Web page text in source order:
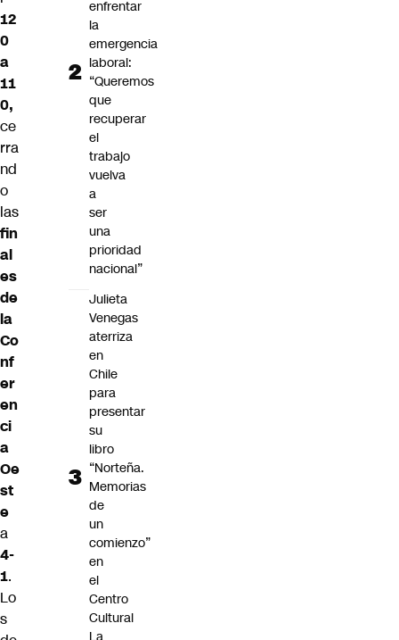
12
0
a
11
0,
ce
rra
nd
o
las
fin
al
es
de
la
Co
nf
er
en
ci
a
Oe
st
e
a
4-
1.
Lo
s
enfrentar
la
emergencia
laboral:
“Queremos
que
recuperar
el
trabajo
vuelva
a
ser
una
prioridad
nacional”
Julieta
Venegas
aterriza
en
Chile
para
presentar
su
libro
“Norteña.
Memorias
de
un
comienzo”
en
el
Centro
Cultural
La